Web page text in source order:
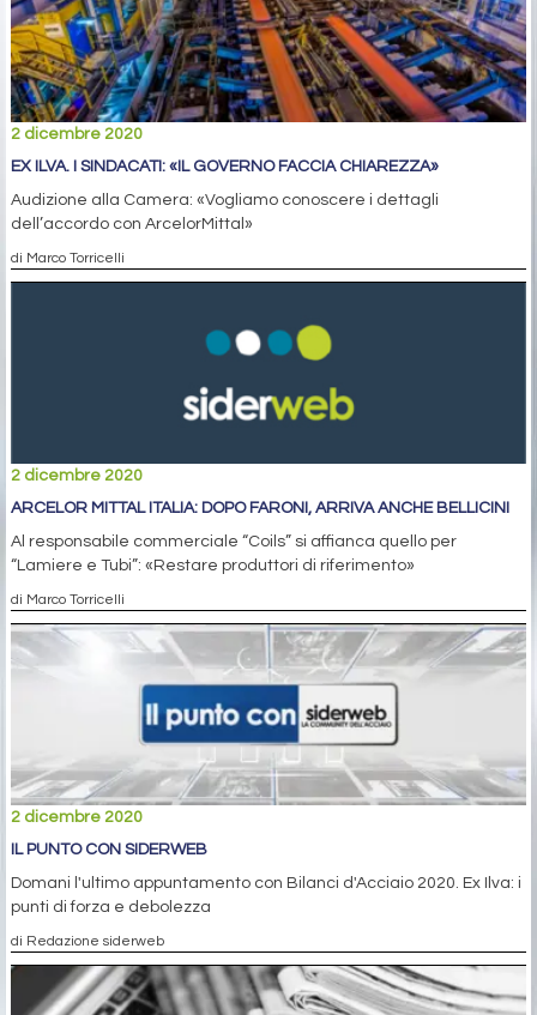
2 dicembre 2020
EX ILVA. I SINDACATI: «IL GOVERNO FACCIA CHIAREZZA»
Audizione alla Camera: «Vogliamo conoscere i dettagli
dell’accordo con ArcelorMittal»
di Marco Torricelli
2 dicembre 2020
ARCELOR MITTAL ITALIA: DOPO FARONI, ARRIVA ANCHE BELLICINI
Al responsabile commerciale “Coils” si affianca quello per
“Lamiere e Tubi”: «Restare produttori di riferimento»
di Marco Torricelli
2 dicembre 2020
IL PUNTO CON SIDERWEB
Domani l'ultimo appuntamento con Bilanci d'Acciaio 2020. Ex Ilva: i
punti di forza e debolezza
di Redazione siderweb